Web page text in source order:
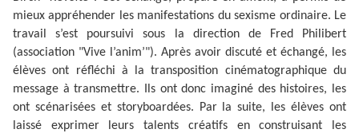
mieux appréhender les manifestations du sexisme ordinaire. Le
travail s’est poursuivi sous la direction de Fred Philibert
(association "Vive l’anim’"). Après avoir discuté et échangé, les
élèves ont réfléchi à la transposition cinématographique du
message à transmettre. Ils ont donc imaginé des histoires, les
ont scénarisées et storyboardées. Par la suite, les élèves ont
laissé exprimer leurs talents créatifs en construisant les